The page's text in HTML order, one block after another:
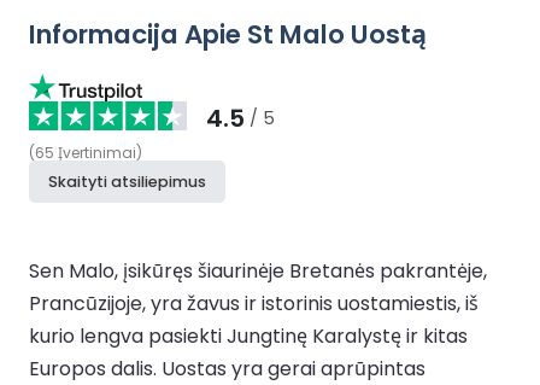
Informacija Apie St Malo Uostą
4.5 / 5
(65 Įvertinimai)
Skaityti atsiliepimus
Sen Malo, įsikūręs šiaurinėje Bretanės pakrantėje,
Prancūzijoje, yra žavus ir istorinis uostamiestis, iš
kurio lengva pasiekti Jungtinę Karalystę ir kitas
Europos dalis. Uostas yra gerai aprūpintas